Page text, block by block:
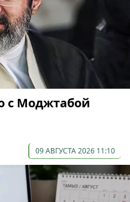
с Моджтабой
09 АВГУСТА 2026 11:10